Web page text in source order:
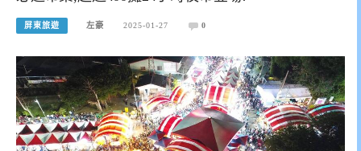
屏東旅遊 左豪 2025-01-27 0